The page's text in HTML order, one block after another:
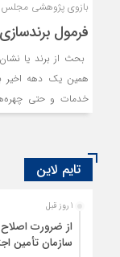
بازوی پژوهشی مجلس
فرمول
بحث از برند یا
همین یک دهه اخیر
خدمات و حتی
پژوهش‌های مجلس
بررسی نقاط ضعف و
گزارش برند تنها یک
کیفیت، تعهد و
برندینگ یا همان
تایم لاین
1 روز قبل
از ضرورت
سازمان تأمین